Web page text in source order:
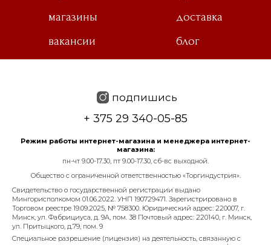
магазины
доставка
вакансии
блог
подпишись
+ 375 29 340-05-85
Режим работы интернет-магазина и менеджера интернет-
магазина:
пн-чт 9.00-17.30, пт 9.00-17.30, сб-вс выходной.
Общество с ограниченной ответственностью «Торгиндустрия».
Свидетельство о государственной регистрации выдано
Мингорисполкомом 01.06.2022. УНП 190729471. Зарегистрировано в
Торговом реестре 19.09.2025, № 758300. Юридический адрес: 220007, г.
Минск, ул. Фабрициуса, д. 9А, пом. 38 Почтовый адрес: 220140, г. Минск,
ул. Притыцкого, д.79, пом. 9
Специальное разрешение (лицензия) на деятельность, связанную с